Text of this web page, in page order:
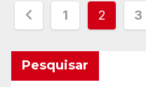
Paginação
de
posts
1 2 3
Pesquisar